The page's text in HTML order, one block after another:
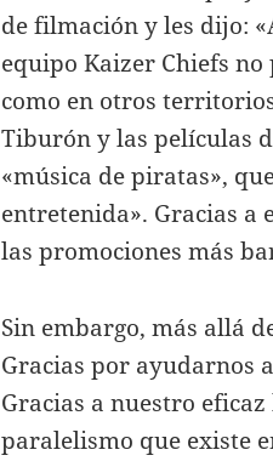
de filmación y les dijo:
equipo Kaizer Chiefs
como en otros
Tiburón y las películas
«música de piratas»,
entretenida». Gracias a
las promociones más
Sin embargo, más allá
Gracias por ayudarnos
Gracias a nuestro
paralelismo que existe